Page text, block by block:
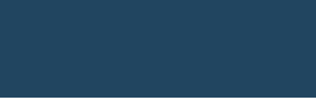
Main Content